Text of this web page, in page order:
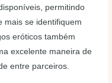
permitindo
mais se identifiquem
eróticos também
excelente maneira de
entre parceiros.